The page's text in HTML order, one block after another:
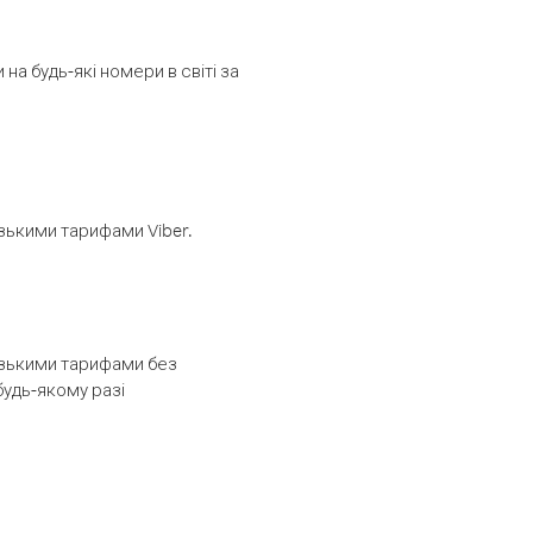
будь-які номери в світі за
тарифами Viber.
тарифами без
якому разі